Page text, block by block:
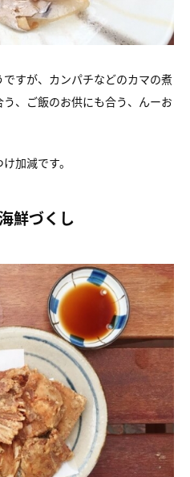
すが、カンパチなどのカマの煮
、ご飯のお供にも合う、んーお
加減です。
鮮づくし